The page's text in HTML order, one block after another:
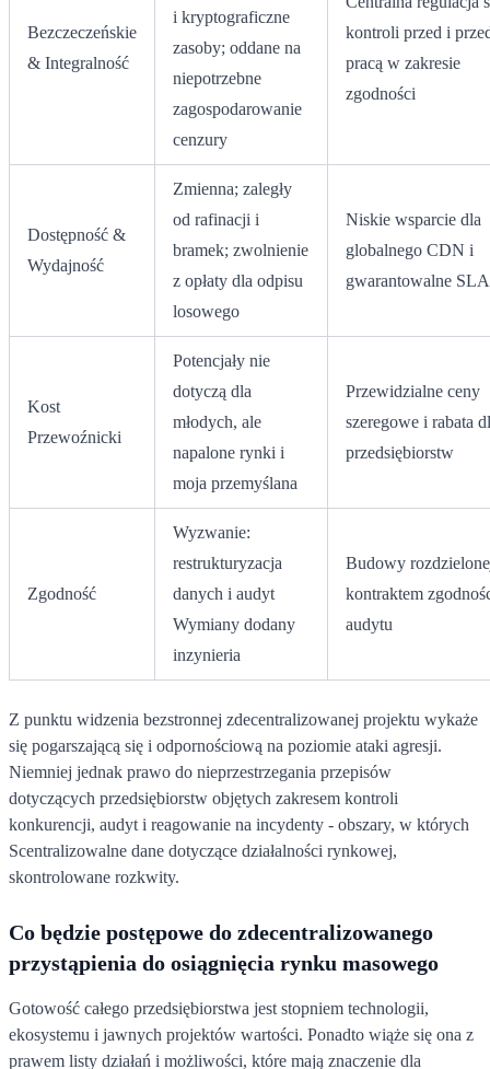
Bezczeczeńskie
& Integralność
i kryptograficzne
zasoby; oddane na
niepotrzebne
zagospodarowanie
cenzury
kontroli przed i
pracą w zakresie
zgodności
Dostępność &
Wydajność
Zmienna; zaległy
od rafinacji i
bramek; zwolnienie
z opłaty dla odpisu
losowego
Niskie wsparcie dla
globalnego CDN i
gwarantowalne SLA
Kost
Przewoźnicki
Potencjały nie
dotyczą dla
młodych, ale
napalone rynki i
moja przemyślana
Przewidzialne ceny
szeregowe i rabata
przedsiębiorstw
Zgodność
Wyzwanie:
restrukturyzacja
danych i audyt
Wymiany dodany
inzynieria
Budowy
kontraktem
audytu
Z punktu widzenia bezstronnej zdecentralizowanej projektu wykaże
się pogarszającą się i odpornościową na poziomie ataki agresji.
Niemniej jednak prawo do nieprzestrzegania przepisów
dotyczących przedsiębiorstw objętych zakresem kontroli
konkurencji, audyt i reagowanie na incydenty - obszary, w których
Scentralizowalne dane dotyczące działalności rynkowej,
skontrolowane rozkwity.
Co będzie postępowe do zdecentralizowanego
przystąpienia do osiągnięcia rynku masowego
Gotowość całego przedsiębiorstwa jest stopniem technologii,
ekosystemu i jawnych projektów wartości. Ponadto wiąże się ona z
prawem listy działań i możliwości, które mają znaczenie dla